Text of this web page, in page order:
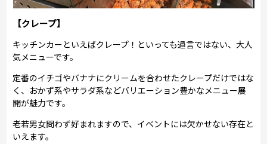
【クレープ】
キッチンカーといえばクレープ！といっても過言ではない、大人
気メニューです。
定番のイチゴやバナナにクリームを合わせたクレープだけではな
く、おかず系やサラダ系などバリエーション豊かなメニュー展
開が魅力です。
老若男女問わず好まれますので、イベントには欠かせない存在と
いえます。